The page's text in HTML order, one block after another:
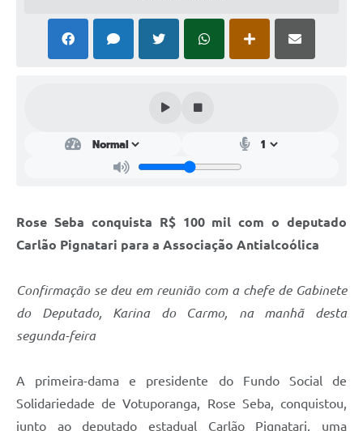
Agenda
Rose Seba conquista R$ 100 mil com o deputado
Carlão Pignatari para a Associação Antialcoólica
Confirmação se deu em reunião com a chefe de Gabinete
do Deputado, Karina do Carmo, na manhã desta
segunda-feira
A primeira-dama e presidente do Fundo Social de
Solidariedade de Votuporanga, Rose Seba, conquistou,
junto ao deputado estadual Carlão Pignatari, uma